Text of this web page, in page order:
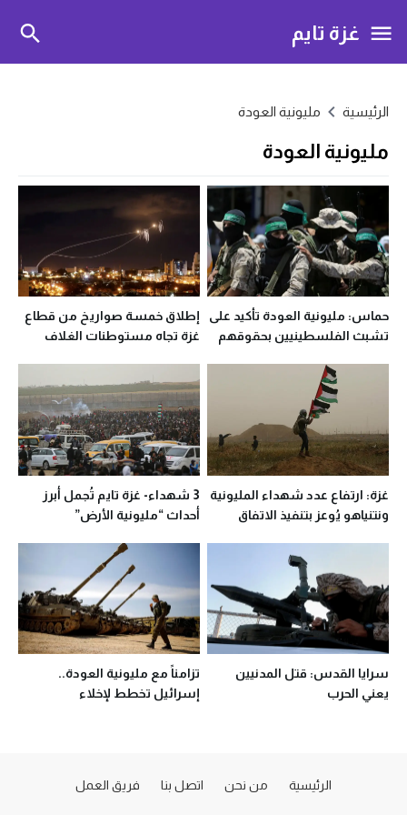
غزة تايم
الرئيسية مليونية العودة
مليونية العودة
حماس: مليونية العودة تأكيد على
تشبث الفلسطينيين بحقوقهم
إطلاق خمسة صواريخ من قطاع
غزة تجاه مستوطنات الغلاف
غزة: ارتفاع عدد شهداء المليونية
ونتنياهو يُوعز بتنفيذ الاتفاق
3 شهداء- غزة تايم تُجمل أبرز
أحداث “مليونية الأرض”
سرايا القدس: قتل المدنيين
يعني الحرب
تزامناً مع مليونية العودة..
إسرائيل تخطط لإخلاء
الرئيسية من نحن اتصل بنا فريق العمل